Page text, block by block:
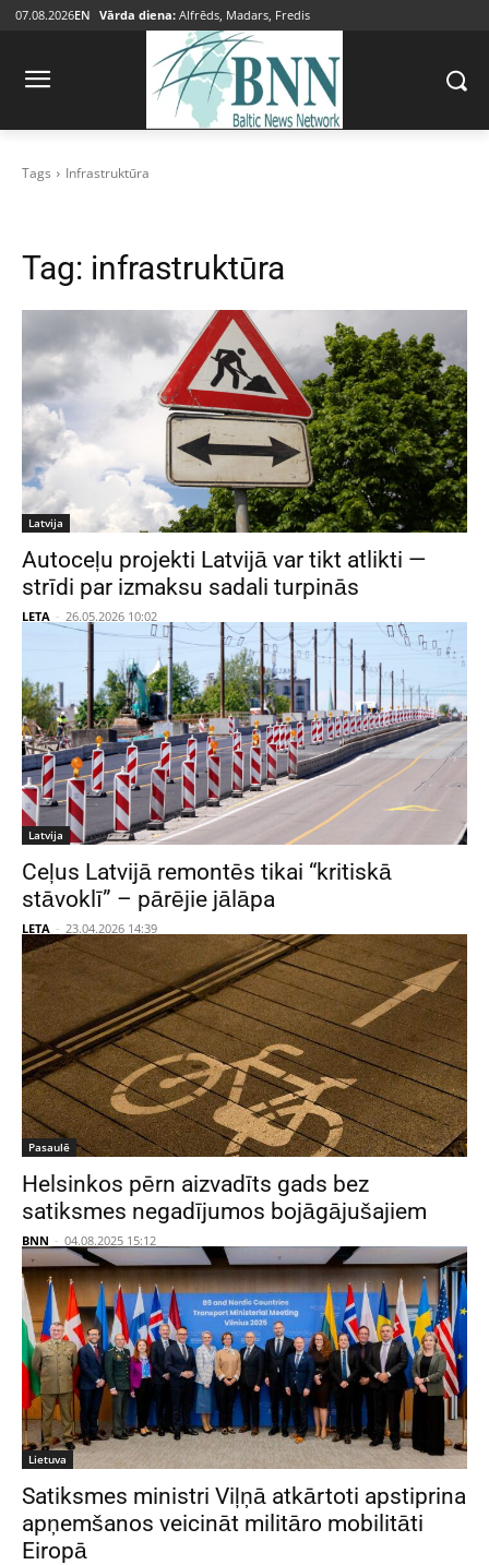
07.08.2026EN Vārda diena: Alfrēds, Madars, Fredis
Tags Infrastruktūra
Tag: infrastruktūra
Latvija
Autoceļu projekti Latvijā var tikt atlikti —
strīdi par izmaksu sadali turpinās
LETA - 26.05.2026 10:02
Latvija
Ceļus Latvijā remontēs tikai “kritiskā
stāvoklī” – pārējie jālāpa
LETA - 23.04.2026 14:39
Pasaulē
Helsinkos pērn aizvadīts gads bez
satiksmes negadījumos bojāgājušajiem
BNN - 04.08.2025 15:12
Lietuva
Satiksmes ministri Viļņā atkārtoti apstiprina
apņemšanos veicināt militāro mobilitāti
Eiropā